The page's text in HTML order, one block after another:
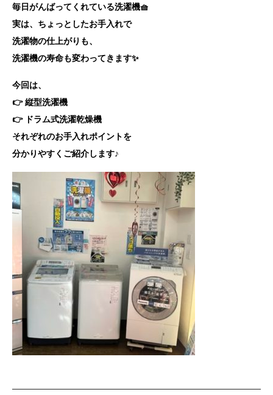
毎日がんばってくれている洗濯機🧺
実は、ちょっとしたお手入れで
洗濯物の仕上がりも、
洗濯機の寿命も変わってきます✨
今回は、
👉 縦型洗濯機
👉 ドラム式洗濯乾燥機
それぞれのお手入れポイントを
分かりやすくご紹介します♪